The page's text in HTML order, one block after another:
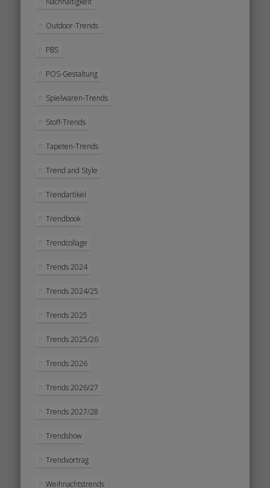
Outdoor-Trends
PBS
POS-Gestaltung
Spielwaren-Trends
Stoff-Trends
Tapeten-Trends
Trend and Style
Trendartikel
Trendbook
Trendcollage
Trends 2024
Trends 2024/25
Trends 2025
Trends 2025/26
Trends 2026
Trends 2026/27
Trends 2027/28
Trendshow
Trendvortrag
Weihnachtstrends